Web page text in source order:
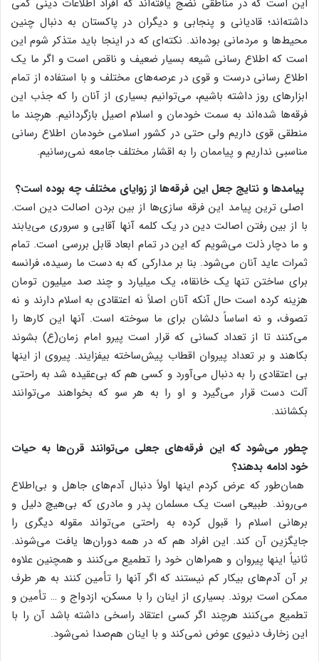
داشته‌اند؛ قادیانی و پنجابی و دیگران در پاکستان به دنبال چنین
محیط‌ها و مردمانی بوده‌اند. نکته‌ای که در اینجا باید متذکر شوم این
است که اطلاع رسانی شیعه بسیار ضعیف و ناقص است و اگر ما یک
اطلاع رسانی درست و قوی در عرصه‌های مختلف و با استفاده از تمام
ابزارهای روز داشته باشیم، می‌توانیم بسیاری از آنان را که جذب این
فرقه‌ها شده‌اند به سمت خودمان و اسلام اصیل بازگردانیم. هرچند ما
منطقی قوی داریم ولی حتی در کشور اسلامی خودمان اطلاع رسانی
مناسبی نداریم و پیاممان را به اقشار مختلف جامعه نمی‌رسانیم.
پیامدها و نتایج جعل این فرقه‌ها از زوایای مختلف چه بوده است؟
اصلی ترین پیامد این فرقه سازی‌ها از بین بردن اصالت دین است.
با از بین رفتن اصالت دین در یک کلمه آنها آقایی و سروری می‌یابند
و ما دچار ذلت می‌شویم که این در تمام ابعاد قابل بررسی است. تمام
ثمرات عاید آنان می‌شود. بنا بر مدارکی که به دست ما رسیده، فرانسه
برای ساختن تنها یک خانقاه، یک میلیارد و چند صد میلیون تومان
هزینه کرده است حال آنکه آنان اصلاً نه اعتقادی به اسلام دارند و نه
تصوف، و نه اساساً دلشان برای ما سوخته است. آنها این کارها را
می‌کنند تا از تعداد کسانی که قرار است پیرو امام زمان(ع) بشوند
بکاهند و بر تعداد پیروان اقطاب پیش‌ساخته بیفزایند. پیروی از اینها
بی اعتقادی را به دنبال می‌آورد و کسی هم که بی‌عقیده شد به راحتی
آلت دست قرار می‌گیرد و او را به هر سو که بخواهند می‌توانند
بکشانند.
چطور می‌شود که این فرقه‌های جعلی می‌توانند قرن‌ها به حیات
خود ادامه بدهند؟
همان‌طور که عرض کردم اینها اولاً دنبال آدم‌های جاهل و بی‌اطلاع
می‌روند. طبیعی است یک مسلمان پدر و مادری که بی‌هیچ دلیل و
برهانی اسلام را قبول کرده به راحتی می‌تواند مقوله دیگری را
جایگزین آن کند. این افراد هم که در همه دوران‌ها یافت می‌شوند.
ثانیاً اینها پیروان و همراهان خود را تطمیع می‌کنند و همچنین علاوه
بر آن آدم‌های بیکار کم نیستند که اگر آنها را تأمین کنند به هر طرف
ممکن است بروند. بسیاری از اینان را با مسکن، ازدواج و … تأمین و
تطمیع می‌کنند هرچند اگر کسی اعتقاد راسخی داشته باشد آن را با
این زخارف دنیوی عوض نمی‌کند و با اینان هم‌صدا نمی‌شود.